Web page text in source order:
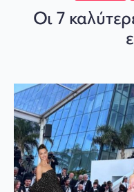
Οι 7